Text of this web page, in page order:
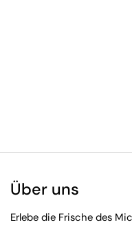
Über uns
Erlebe die Frische des